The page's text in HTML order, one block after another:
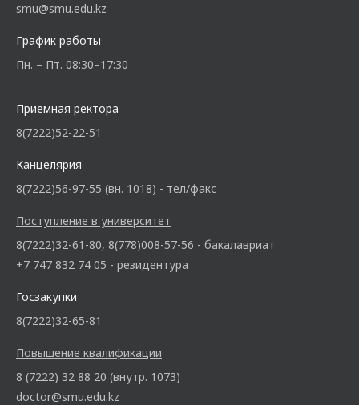
smu@smu.edu.kz
График работы
Пн. – Пт. 08:30–17:30
Приемная ректора
8(7222)52-22-51
Канцелярия
8(7222)56-97-55 (вн. 1018) - тел/факс
Поступление в университет
8(7222)32-61-80, 8(778)008-57-56 - бакалавриат
+7 747 832 74 05 - резидентура
Госзакупки
8(7222)32-65-81
Повышение квалификации
8 (7222) 32 88 20 (внутр. 1073)
doctor@smu.edu.kz